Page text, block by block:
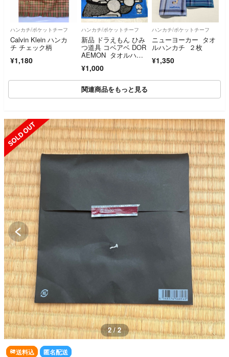
ハンカチ/ポケットチーフ
Calvin Klein ハンカ
チ チェック柄
¥1,180
ハンカチ/ポケットチーフ
新品 ドラえもん ひみ
つ道具 コベアベ DOR
AEMON タオルハン
生 FujikoPro 小学館
¥1,000
ハンカチ/ポケットチーフ
ニューヨーカー タオ
ルハンカチ ２枚
¥1,350
関連商品をもっと見る
SOLD OUT
1 / 2
送料込 匿名配送